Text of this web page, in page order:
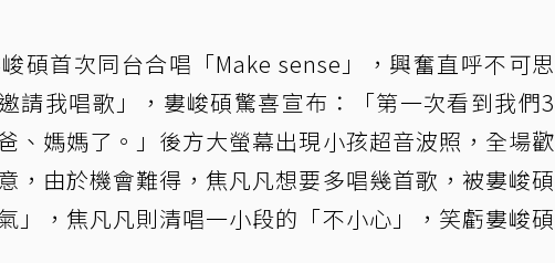
碩首次同台合唱「Make sense」，興奮直呼不可思
請我唱歌」，婁峻碩驚喜宣布：「第一次看到我們3
、媽媽了。」後方大螢幕出現小孩超音波照，全場歡
，由於機會難得，焦凡凡想要多唱幾首歌，被婁峻碩
」，焦凡凡則清唱一小段的「不小心」，笑虧婁峻碩